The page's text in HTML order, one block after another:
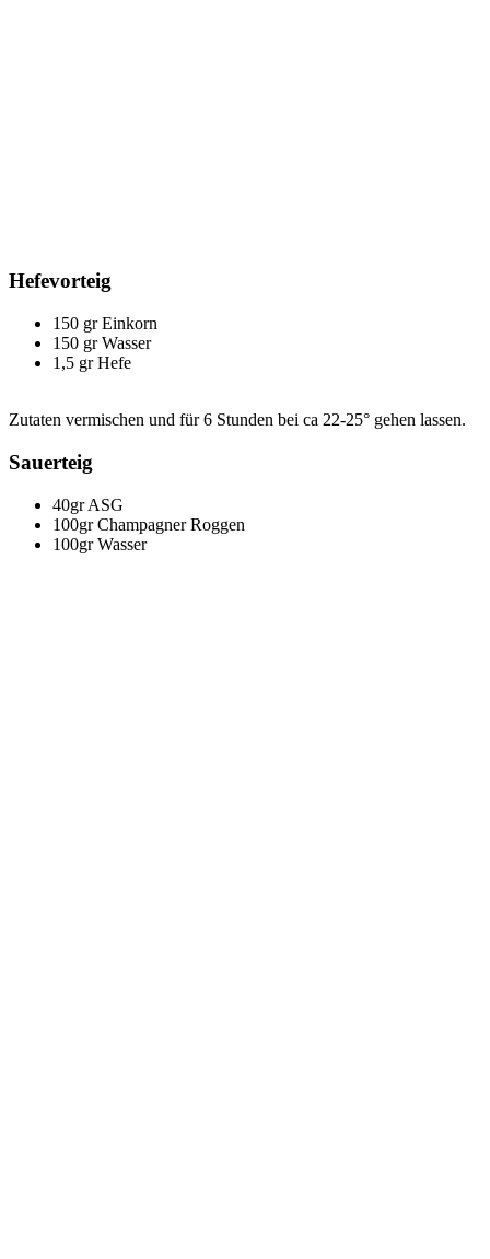
Hefevorteig
150 gr Einkorn
150 gr Wasser
1,5 gr Hefe
Zutaten vermischen und für 6 Stunden bei ca 22-25° gehen lassen.
Sauerteig
40gr ASG
100gr Champagner Roggen
100gr Wasser